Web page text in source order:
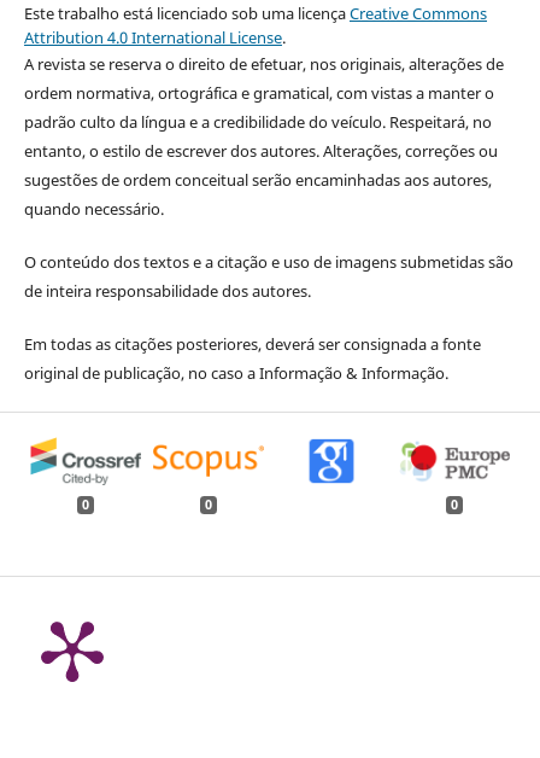
Este trabalho está licenciado sob uma licençaCreative Commons
Attribution 4.0 International License.
A revista se reserva o direito de efetuar, nos originais, alterações de
ordem normativa, ortográfica e gramatical, com vistas a manter o
padrão culto da língua e a credibilidade do veículo. Respeitará, no
entanto, o estilo de escrever dos autores. Alterações, correções ou
sugestões de ordem conceitual serão encaminhadas aos autores,
quando necessário.
O conteúdo dos textos e a citação e uso de imagens submetidas são
de inteira responsabilidade dos autores.
Em todas as citações posteriores, deverá ser consignada a fonte
original de publicação, no caso a Informação & Informação.
0 0 0